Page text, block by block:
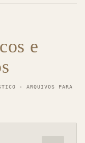
e
· ARQUIVOS PARA